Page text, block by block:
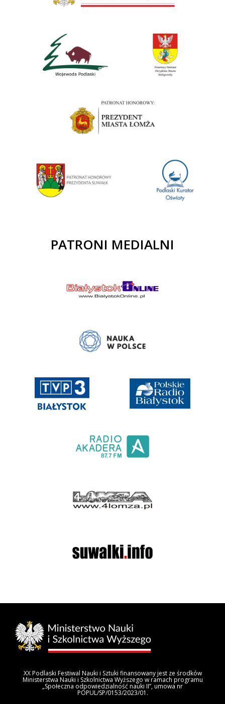
PATRONI MEDIALNI
XX Podlaski Festiwal Nauki i Sztuki finansowany jest ze środków
Ministerstwa Nauki i Szkolnictwa Wyższego w ramach programu
„Społeczna odpowiedzialność nauki II”, umowa nr
POPUL/SP/0153/2023/01.